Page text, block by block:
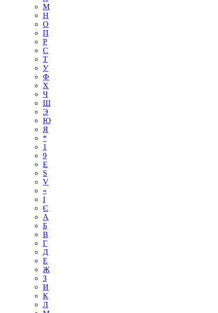
М
Н
О
П
Р
С
Т
У
Ф
Х
Ч
Ш
Э
Ю
Я
*
1
9
E
S
V
«
І
Є
А
Б
В
Г
Д
Е
Ж
З
И
К
Л